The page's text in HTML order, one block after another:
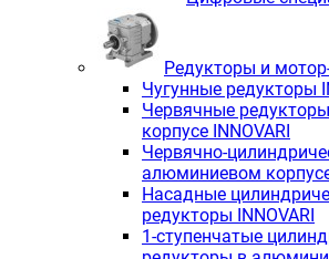
Редукторы и
Чугунные редукторы
Червячные
корпусе INNOVARI
Червячно-
алюминиевом корпусе
Насадные
редукторы INNOVARI
1-ступенчатые